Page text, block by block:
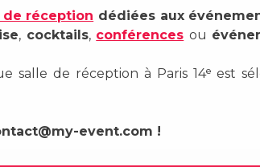
de réception dédiées aux
, cocktails, conférences ou
salle de réception à Paris 14ᵉ est
event.com !